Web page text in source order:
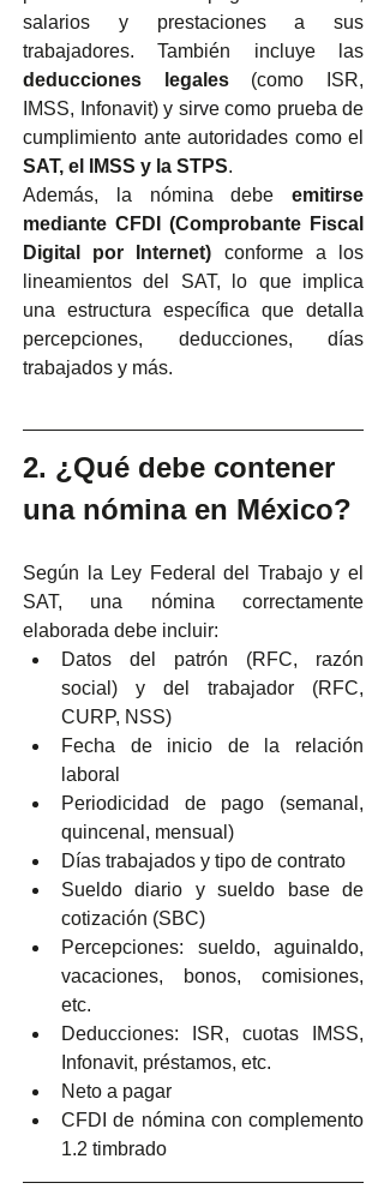
salarios y prestaciones a sus
deducciones legales (como ISR,
IMSS, Infonavit) y sirve como prueba de
SAT, el IMSS y la STPS.
Además, la nómina debe emitirse
mediante CFDI (Comprobante Fiscal
Digital por Internet) conforme a los
lineamientos del SAT, lo que implica
una estructura específica que detalla
percepciones, deducciones, días
trabajados y más.
2. ¿Qué debe contener
una nómina en México?
Según la Ley Federal del Trabajo y el
SAT, una nómina correctamente
elaborada debe incluir:
Datos del patrón (RFC, razón
social) y del trabajador (RFC,
CURP, NSS)
Fecha de inicio de la relación
laboral
Periodicidad de pago (semanal,
quincenal, mensual)
Días trabajados y tipo de contrato
Sueldo diario y sueldo base de
cotización (SBC)
Percepciones: sueldo, aguinaldo,
vacaciones, bonos, comisiones,
etc.
Deducciones: ISR, cuotas IMSS,
Infonavit, préstamos, etc.
Neto a pagar
CFDI de nómina con complemento
1.2 timbrado